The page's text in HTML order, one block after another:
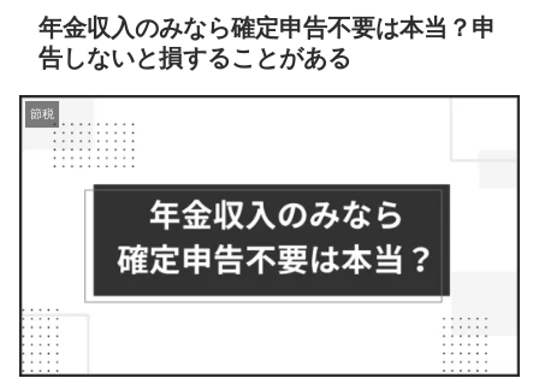
年金収入のみなら確定申告不要は本当？申
告しないと損することがある
節税